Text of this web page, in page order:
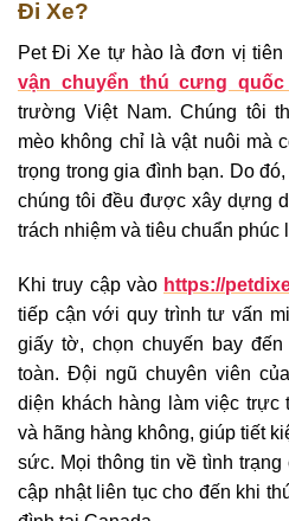
Đi Xe?
Pet Đi Xe tự hào là đơn vị tiên
vận chuyển thú cưng
trường Việt Nam. Chúng tôi
mèo không chỉ là vật nuôi mà
trọng trong gia đình bạn. Do
chúng tôi đều được xây dựng
trách nhiệm và tiêu chuẩn phúc
Khi truy cập vào https://
tiếp cận với quy trình tư vấn
giấy tờ, chọn chuyến bay
toàn. Đội ngũ chuyên viên
diện khách hàng làm việc
và hãng hàng không, giúp tiết
sức. Mọi thông tin về tình
cập nhật liên tục cho đến khi